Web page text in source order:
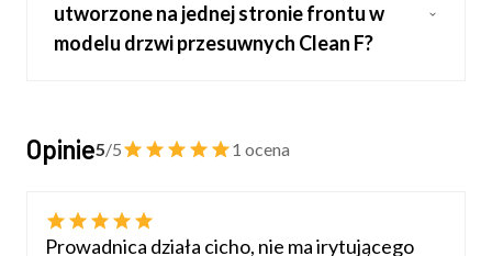
utworzone na jednej stronie frontu w
modelu drzwi przesuwnych Clean F?
Opinie5/5 1 ocena
Prowadnica działa cicho, nie ma irytującego